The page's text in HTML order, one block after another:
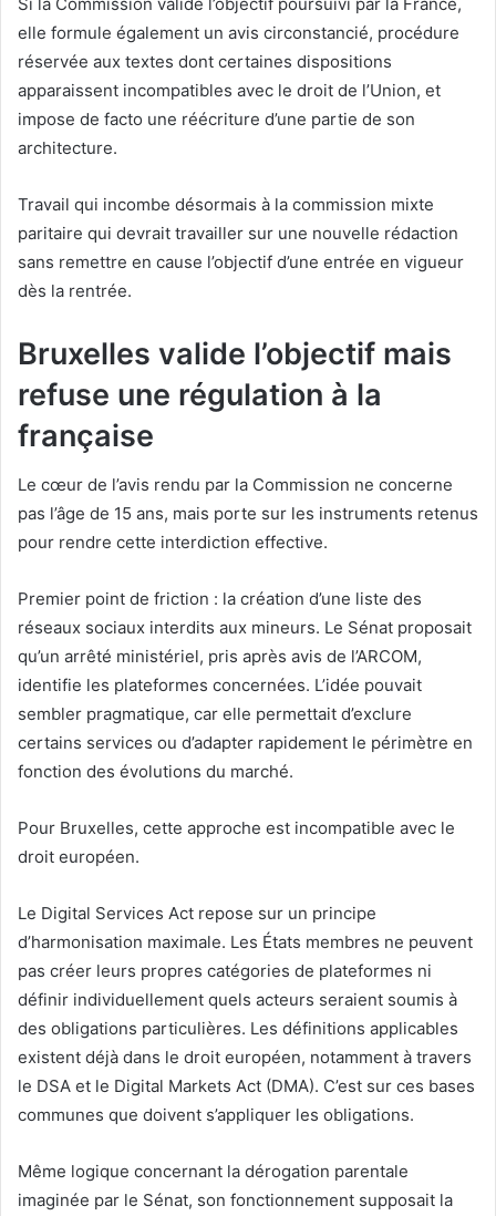
elle formule également un avis circonstancié, procédure
réservée aux textes dont certaines dispositions
apparaissent incompatibles avec le droit de l’Union, et
impose de facto une réécriture d’une partie de son
architecture.
Travail qui incombe désormais à la commission mixte
paritaire qui devrait travailler sur une nouvelle rédaction
sans remettre en cause l’objectif d’une entrée en vigueur
dès la rentrée.
Bruxelles valide l’objectif mais
refuse une régulation à la
française
Le cœur de l’avis rendu par la Commission ne concerne
pas l’âge de 15 ans, mais porte sur les instruments retenus
pour rendre cette interdiction effective.
Premier point de friction : la création d’une liste des
réseaux sociaux interdits aux mineurs. Le Sénat proposait
qu’un arrêté ministériel, pris après avis de l’ARCOM,
identifie les plateformes concernées. L’idée pouvait
sembler pragmatique, car elle permettait d’exclure
certains services ou d’adapter rapidement le périmètre en
fonction des évolutions du marché.
Pour Bruxelles, cette approche est incompatible avec le
droit européen.
Le Digital Services Act repose sur un principe
d’harmonisation maximale. Les États membres ne peuvent
pas créer leurs propres catégories de plateformes ni
définir individuellement quels acteurs seraient soumis à
des obligations particulières. Les définitions applicables
existent déjà dans le droit européen, notamment à travers
le DSA et le Digital Markets Act (DMA). C’est sur ces bases
communes que doivent s’appliquer les obligations.
Même logique concernant la dérogation parentale
imaginée par le Sénat, son fonctionnement supposait la